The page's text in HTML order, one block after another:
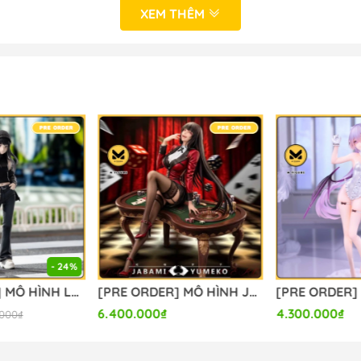
XEM THÊM
- 24%
[PRE ORDER] MÔ HÌNH Lycoris Recoil - Inoue Takina - High Premium Figure - Street Snap (Sega Fave) FIGURE CHÍNH HÃNG
[PRE ORDER] MÔ HÌNH Jabami Yumeko - Kakegurui (MBB Studio) FIGURE CHÍNH HÃNG
6.400.000₫
4.300.000₫